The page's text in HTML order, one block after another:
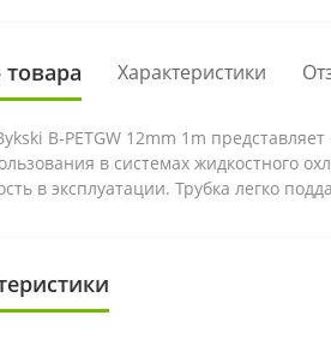
Характеристики
B-PETGW 12mm 1m
в системах жидкостного
в эксплуатации. Трубка легко